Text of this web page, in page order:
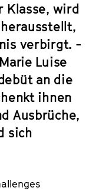
Klasse, wird
verbirgt. -
Luise
an die
ihnen
Ausbrüche,
sich